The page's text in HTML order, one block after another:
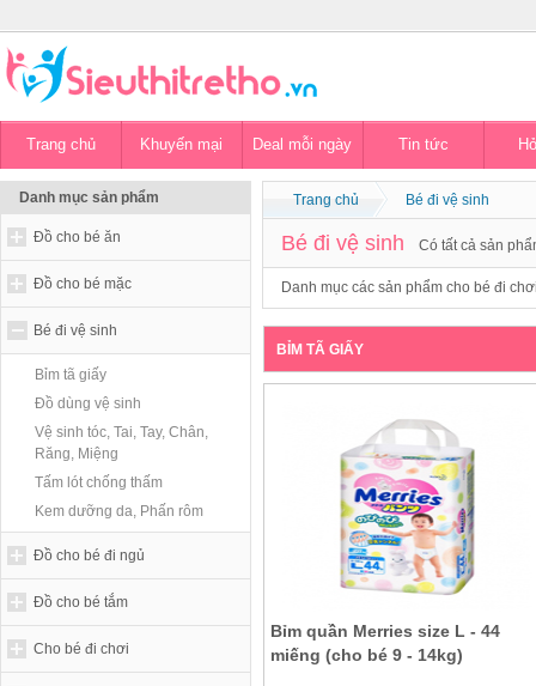
Trang chủ Khuyến mại Deal mỗi ngày Tin tức
Danh mục sản phẩm
Đồ cho bé ăn
Đồ cho bé mặc
Bé đi vệ sinh
Bỉm tã giấy
Đồ dùng vệ sinh
Vệ sinh tóc, Tai, Tay, Chân,
Răng, Miệng
Tấm lót chống thấm
Kem dưỡng da, Phấn rôm
Đồ cho bé đi ngủ
Đồ cho bé tắm
Cho bé đi chơi
Trang chủ Bé đi vệ sinh
Bé đi vệ sinh Có tất cả sản
Danh mục các sản phẩm cho bé đi
BỈM TÃ GIẤY
Bỉm quần Merries size L - 44
miếng (cho bé 9 - 14kg)